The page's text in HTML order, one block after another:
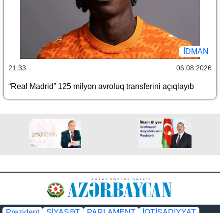
İDMAN
21:33 06.08.2026
“Real Madrid” 125 milyon avroluq transferini açıqlayıb